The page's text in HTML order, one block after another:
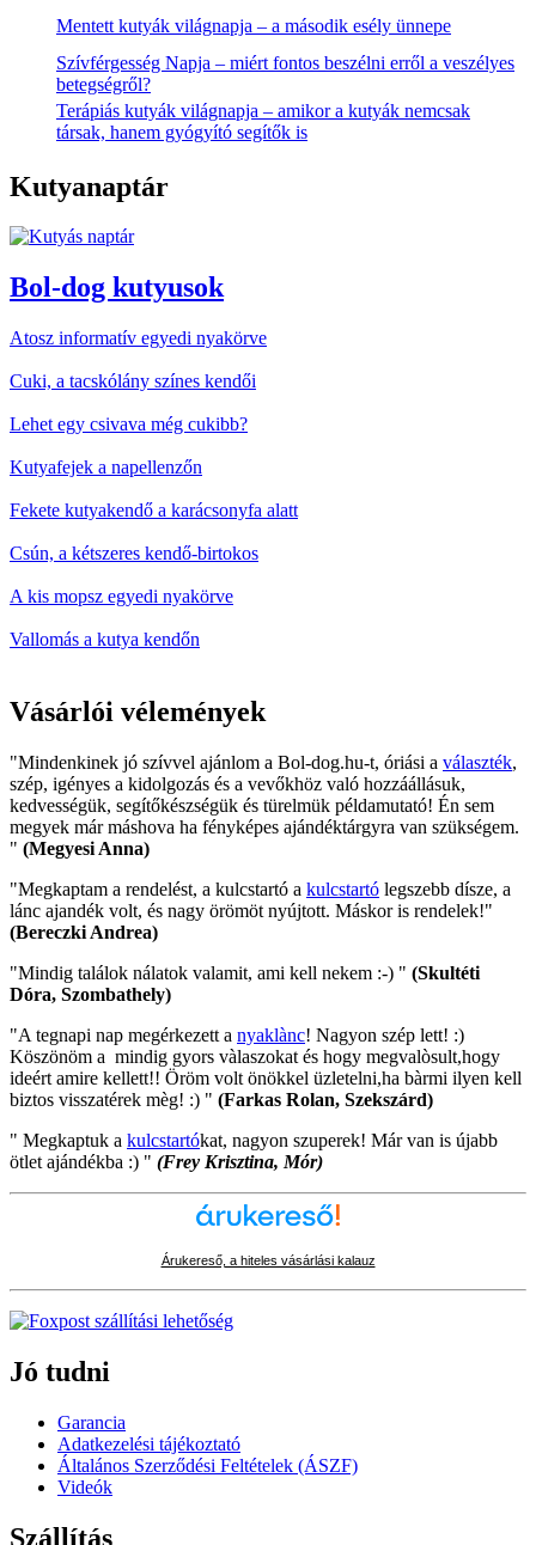
Mentett kutyák világnapja – a második esély ünnepe
Szívférgesség Napja – miért fontos beszélni erről a veszélyes
betegségről?
Terápiás kutyák világnapja – amikor a kutyák nemcsak
társak, hanem gyógyító segítők is
Kutyanaptár
Bol-dog kutyusok
Atosz informatív egyedi nyakörve
Cuki, a tacskólány színes kendői
Lehet egy csivava még cukibb?
Kutyafejek a napellenzőn
Fekete kutyakendő a karácsonyfa alatt
Csún, a kétszeres kendő-birtokos
A kis mopsz egyedi nyakörve
Vallomás a kutya kendőn
Vásárlói vélemények
"Mindenkinek jó szívvel ajánlom a Bol-dog.hu-t, óriási a választék,
szép, igényes a kidolgozás és a vevőkhöz való hozzáállásuk,
kedvességük, segítőkészségük és türelmük példamutató! Én sem
megyek már máshova ha fényképes ajándéktárgyra van szükségem.
" (Megyesi Anna)
"Megkaptam a rendelést, a kulcstartó a kulcstartó legszebb dísze, a
lánc ajandék volt, és nagy örömöt nyújtott. Máskor is rendelek!"
(Bereczki Andrea)
"Mindig találok nálatok valamit, ami kell nekem :-) " (Skultéti
Dóra, Szombathely)
"A tegnapi nap megérkezett a nyaklànc! Nagyon szép lett! :)
Köszönöm a mindig gyors vàlaszokat és hogy megvalòsult,hogy
ideért amire kellett!! Öröm volt önökkel üzletelni,ha bàrmi ilyen kell
biztos visszatérek mèg! :) " (Farkas Rolan, Szekszárd)
" Megkaptuk a kulcstartókat, nagyon szuperek! Már van is újabb
ötlet ajándékba :) " (Frey Krisztina, Mór)
Árukereső, a hiteles vásárlási kalauz
Jó tudni
Garancia
Adatkezelési tájékoztató
Általános Szerződési Feltételek (ÁSZF)
Videók
Szállítás